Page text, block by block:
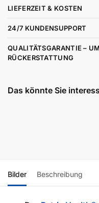
LIEFERZEIT & KOSTEN
24/7 KUNDENSUPPORT
QUALITÄTSGARANTIE –
RÜCKERSTATTUNG
Das könnte Sie
Bilder Beschreibung